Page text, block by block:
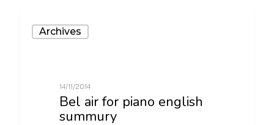
Archives
14/11/2014
Bel air for piano english
summury